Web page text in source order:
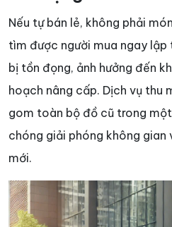
Nếu tự bán lẻ, không phải
tìm được người mua ngay
bị tồn đọng, ảnh hưởng đến
hoạch nâng cấp. Dịch vụ thu
gom toàn bộ đồ cũ trong một
chóng giải phóng không
mới.